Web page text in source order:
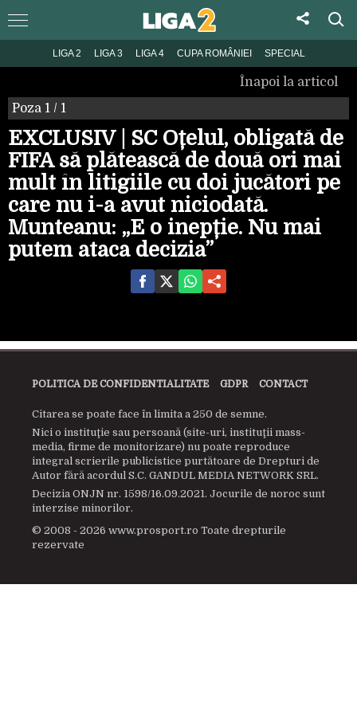
LIGA 2 LIGA 3 LIGA 4 CUPA ROMÂNIEI SPECIAL
Înapoi la articol
Poza 1 / 1
EXCLUSIV | SC Oțelul, obligată de
FIFA să plătească de două ori mai
mult în litigiile cu doi jucători pe
care nu i-a avut niciodată.
Munteanu: „E o inepție. Nu mai
putem ataca decizia”
POLITICA DE CONFIDENTIALITATE GDPR CONTACT
Citarea se poate face în limita a 250 de semne.
Nici o instituţie sau persoană (site-uri, instituţii mass-
media, firme de monitorizare) nu poate reproduce
integral scrierile publicistice purtătoare de Drepturi de
Autor fără acordul S.C. GANDUL MEDIA NETWORK SRL.
Decizia ONJN nr. 1598/16.09.2021. Jocurile de noroc sunt
interzise minorilor.
© 2008 - 2026 www.prosport.ro Toate drepturile
rezervate